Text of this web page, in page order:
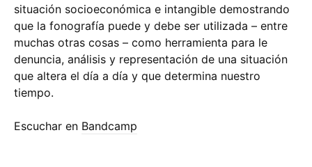
situación socioeconómica e intangible demostrando
que la fonografía puede y debe ser utilizada – entre
muchas otras cosas – como herramienta para le
denuncia, análisis y representación de una situación
que altera el día a día y que determina nuestro
tiempo.
Escuchar en Bandcamp